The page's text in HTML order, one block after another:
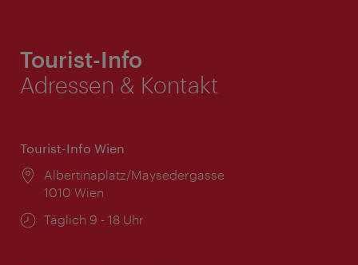
Tourist-Info
Adressen & Kontakt
Tourist-Info Wien
Ort:
Albertinaplatz/Maysedergasse
1010 Wien
Öffnungszeiten:
Täglich 9 - 18 Uhr